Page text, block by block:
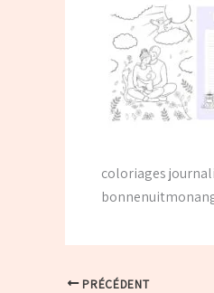
coloriages
PRÉCÉDENT